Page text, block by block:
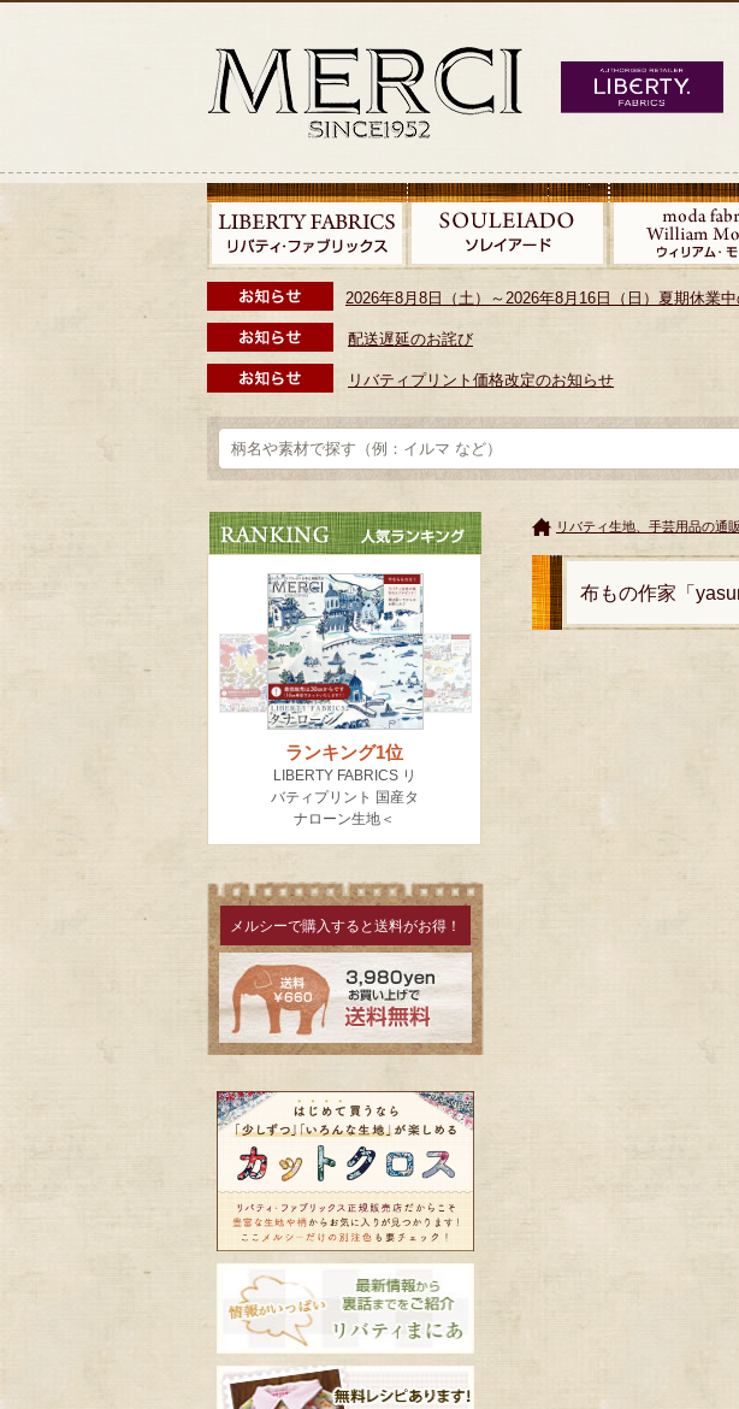
2026年8月8日（土）～2026年8月16日（日）夏期休業
配送遅延のお詫び
リバティプリント価格改定のお知らせ
メルシーで購入すると送料がお得！
リバティ生地、手芸用品の通
布もの作家「